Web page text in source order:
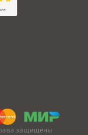
защищены